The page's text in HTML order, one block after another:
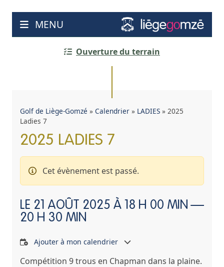
contenu
MENU
Ouverture du terrain
Golf de Liège-Gomzé » Calendrier » LADIES » 2025
Ladies 7
2025 LADIES 7
Cet évènement est passé.
LE 21 AOÛT 2025 À 18 H 00 MIN —
20 H 30 MIN
Ajouter à mon calendrier
Compétition 9 trous en Chapman dans la plaine.